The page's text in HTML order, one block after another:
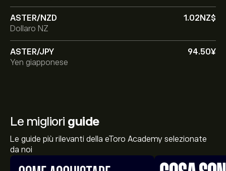
ASTER/NZD
1.02‎NZ$‎
Dollaro NZ
ASTER/JPY
94.50‎¥‎
Yen giapponese
Le migliori guide
Le guide più rilevanti della eToro Academy selezionate
da noi